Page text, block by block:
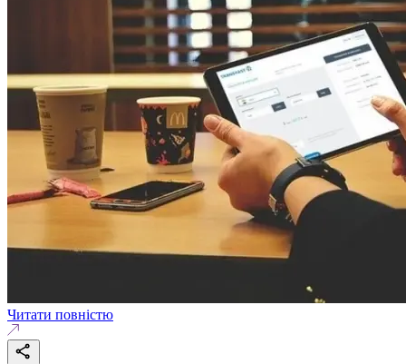
Читати повністю